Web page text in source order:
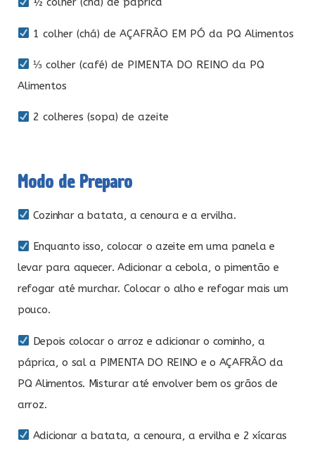
1 colher (chá) de AÇAFRÃO EM PÓ da PQ Alimentos
⅓ colher (café) de PIMENTA DO REINO da PQ
Alimentos
2 colheres (sopa) de azeite
Modo de Preparo
Cozinhar a batata, a cenoura e a ervilha.
Enquanto isso, colocar o azeite em uma panela e
levar para aquecer. Adicionar a cebola, o pimentão e
refogar até murchar. Colocar o alho e refogar mais um
pouco.
Depois colocar o arroz e adicionar o cominho, a
páprica, o sal a PIMENTA DO REINO e o AÇAFRÃO da
PQ Alimentos. Misturar até envolver bem os grãos de
arroz.
Adicionar a batata, a cenoura, a ervilha e 2 xícaras